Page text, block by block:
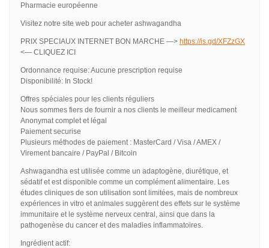
Pharmacie européenne
Visitez notre site web pour acheter ashwagandha
PRIX SPECIAUX INTERNET BON MARCHE —> https://is.gd/XFZzGX
<— CLIQUEZ ICI
Ordonnance requise: Aucune prescription requise
Disponibilité: In Stock!
Offres spéciales pour les clients réguliers
Nous sommes fiers de fournir a nos clients le meilleur medicament
Anonymat complet et légal
Paiement securise
Plusieurs méthodes de paiement : MasterCard / Visa / AMEX /
Virement bancaire / PayPal / Bitcoin
Ashwagandha est utilisée comme un adaptogène, diurétique, et
sédatif et est disponible comme un complément alimentaire. Les
études cliniques de son utilisation sont limitées, mais de nombreux
expériences in vitro et animales suggèrent des effets sur le système
immunitaire et le système nerveux central, ainsi que dans la
pathogenèse du cancer et des maladies inflammatoires.
Ingrédient actif: